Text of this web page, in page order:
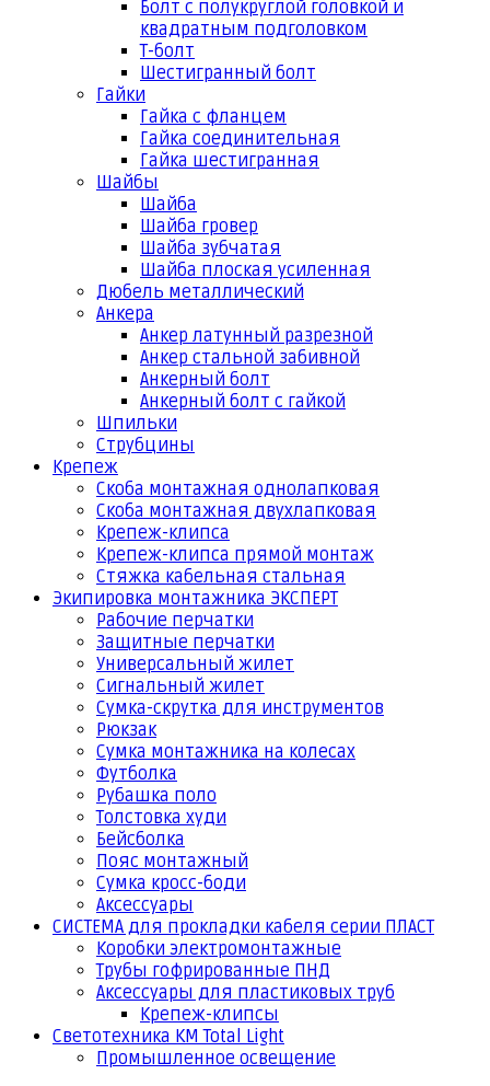
Болт с полукруглой головкой и
квадратным подголовком
Т-болт
Шестигранный болт
Гайки
Гайка с фланцем
Гайка соединительная
Гайка шестигранная
Шайбы
Шайба
Шайба гровер
Шайба зубчатая
Шайба плоская усиленная
Дюбель металлический
Анкера
Анкер латунный разрезной
Анкер стальной забивной
Анкерный болт
Анкерный болт с гайкой
Шпильки
Струбцины
Крепеж
Скоба монтажная однолапковая
Скоба монтажная двухлапковая
Крепеж-клипса
Крепеж-клипса прямой монтаж
Стяжка кабельная стальная
Экипировка монтажника ЭКСПЕРТ
Рабочие перчатки
Защитные перчатки
Универсальный жилет
Сигнальный жилет
Сумка-скрутка для инструментов
Рюкзак
Сумка монтажника на колесах
Футболка
Рубашка поло
Толстовка худи
Бейсболка
Пояс монтажный
Сумка кросс-боди
Аксессуары
СИСТЕМА для прокладки кабеля серии ПЛАСТ
Коробки электромонтажные
Трубы гофрированные ПНД
Аксессуары для пластиковых труб
Крепеж-клипсы
Светотехника КМ Total Light
Промышленное освещение